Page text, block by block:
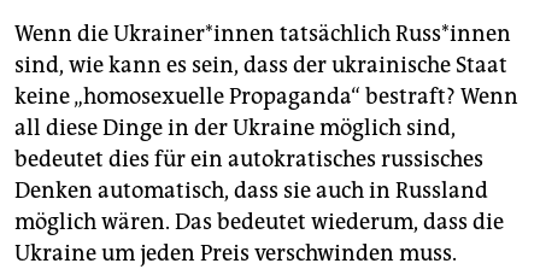
Wenn die Ukrai­ne­r*in­nen tatsächlich Rus­s*in­nen
sind, wie kann es sein, dass der ukrainische Staat
keine „homosexuelle Propaganda“ bestraft? Wenn
all diese Dinge in der Ukraine möglich sind,
bedeutet dies für ein autokratisches russisches
Denken automatisch, dass sie auch in Russland
möglich wären. Das bedeutet wiederum, dass die
Ukraine um jeden Preis verschwinden muss.